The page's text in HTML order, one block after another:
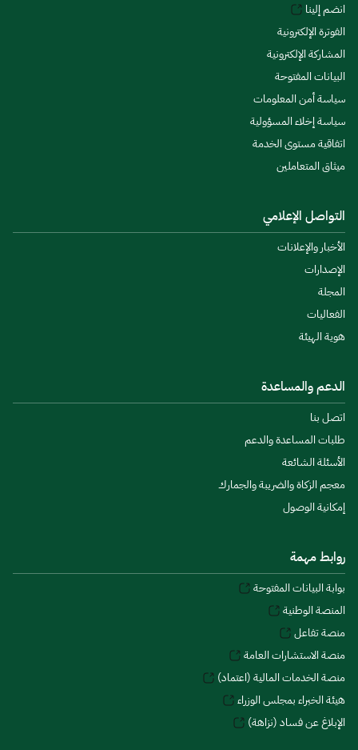
انضم إلينا
الفوترة الإلكترونية
المشاركة الإلكترونية
البيانات المفتوحة
سياسة أمن المعلومات
سياسة إخلاء المسؤولية
اتفاقية مستوى الخدمة
ميثاق المتعاملين
التواصل الإعلامي
الأخبار والإعلانات
الإصدارات
المجلة
الفعاليات
هوية الهيئة
الدعم والمساعدة
اتصل بنا
طلبات المساعدة والدعم
الأسئلة الشائعة
معجم الزكاة والضريبة والجمارك
إمكانية الوصول
روابط مهمة
بوابة البيانات المفتوحة
المنصة الوطنية
منصة تفاعل
منصة الاستشارات العامة
منصة الخدمات المالية (اعتماد)
هيئة الخبراء بمجلس الوزراء
الإبلاغ عن فساد (نزاهة)